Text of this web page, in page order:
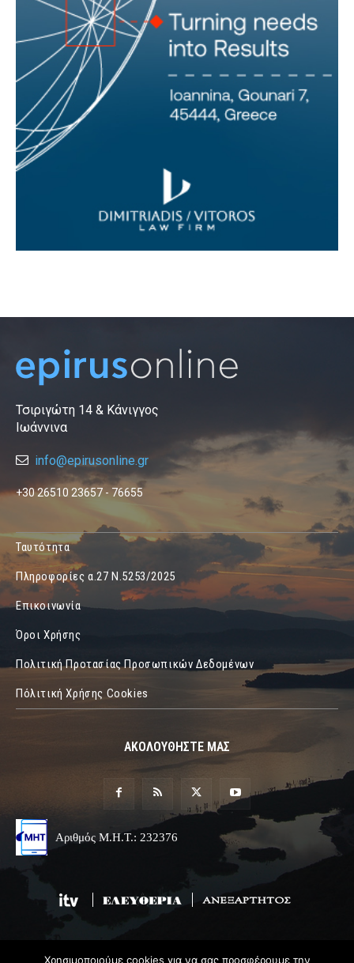
Τσιριγώτη 14 & Κάνιγγος
Ιωάννινα
info@epirusonline.gr
+30 26510 23657 - 76655
Ταυτότητα
Πληροφορίες α.27 Ν.5253/2025
Επικοινωνία
Όροι Χρήσης
Πολιτική Προτασίας Προσωπικών Δεδομένων
Πόλιτική Χρήσης Cookies
ΑΚΟΛΟΥΘΗΣΤΕ ΜΑΣ
Αριθμός Μ.Η.Τ.: 232376
Χρησιμοποιούμε cookies για να σας προσφέρουμε την